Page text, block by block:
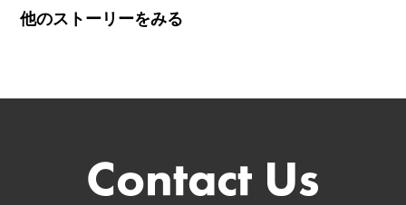
他のストーリーをみる